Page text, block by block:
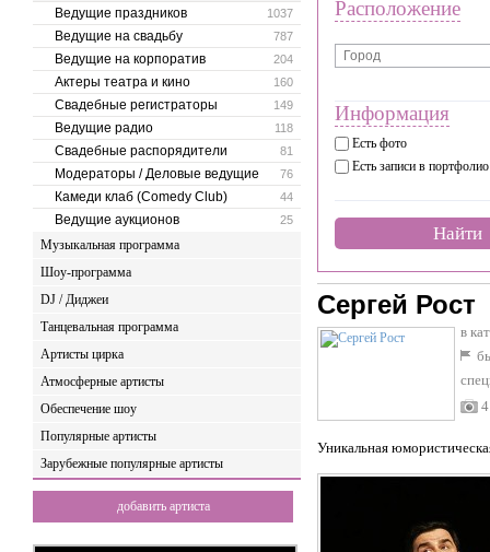
1037
Ведущие праздников
787
Ведущие на свадьбу
204
Ведущие на корпоратив
160
Актеры театра и кино
149
Свадебные регистраторы
118
Ведущие радио
81
Свадебные распорядители
76
Модераторы / Деловые ведущие
44
Камеди клаб (Comedy Club)
25
Ведущие аукционов
Музыкальная программа
Шоу-программа
DJ / Диджеи
Танцевальная программа
Артисты цирка
Атмосферные артисты
Обеспечение шоу
Популярные артисты
Зарубежные популярные артисты
добавить артиста
Расположение
Информация
Есть фото
Есть записи в портфолио
Найти
Сергей Рост
в
4
Уникальная